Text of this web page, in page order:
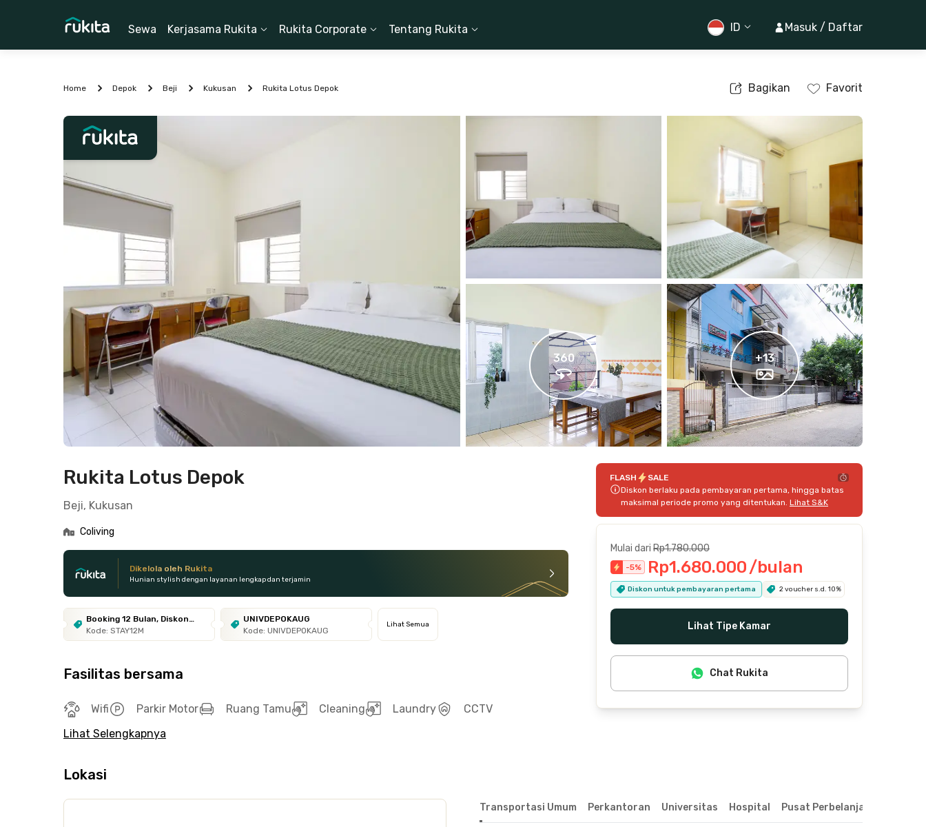
Sewa Kerjasama Rukita Rukita Corporate Tentang Rukita ID Masuk / Daftar
Home Depok Beji Kukusan Rukita Lotus Depok Bagikan Favorit
360 +13
Rukita Lotus Depok
Beji, Kukusan
Coliving
Dikelola oleh Rukita
Hunian stylish dengan layanan lengkap dan terjamin
Booking 12 Bulan, Diskon
10%
Kode: STAY12M
UNIVDEPOKAUG
Kode: UNIVDEPOKAUG
Lihat Semua
Fasilitas bersama
Wifi Parkir Motor Ruang Tamu Cleaning Laundry
CCTV
Lihat Selengkapnya
FLASH
SALE
Diskon berlaku pada pembayaran pertama, hingga batas
maksimal periode promo yang ditentukan. Lihat S&K
Mulai dari Rp1.780.000
-5% Rp1.680.000/bulan
Diskon untuk pembayaran pertama 2 voucher s.d. 10%
Lihat Tipe Kamar
Chat Rukita
Lokasi
Transportasi Umum Perkantoran Universitas Hospital Pusat Perbelanjaan &